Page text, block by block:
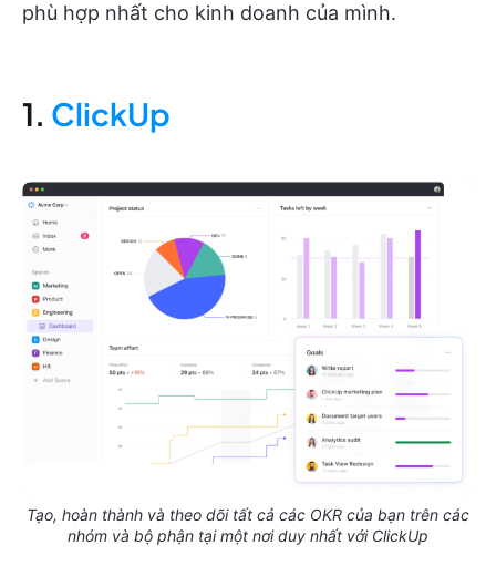
phù hợp nhất cho kinh doanh của mình.
1. ClickUp
Tạo, hoàn thành và theo dõi tất cả các OKR của bạn trên các
nhóm và bộ phận tại một nơi duy nhất với ClickUp